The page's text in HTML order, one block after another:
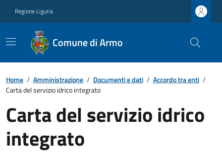
Regione Liguria
Comune di Armo
Home / Amministrazione / Documenti e dati / Accordo tra enti /
Carta del servizio idrico integrato
Carta del servizio idrico
integrato